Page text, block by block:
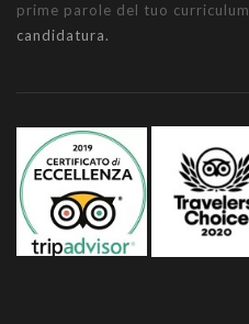
prime parole del tuo curriculum
candidatura.